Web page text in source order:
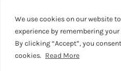
We use cookies on our website
experience by remembering
By clicking “Accept”, you
cookies. Read More
DA GUARDARE
Canale YouTube
Contatti